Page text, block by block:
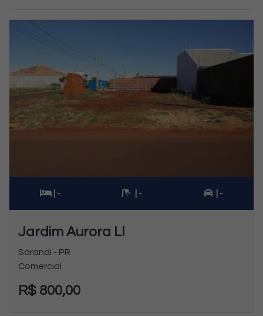
| - | - | -
Jardim Aurora Ll
Sarandi - PR
Comercial
R$ 800,00